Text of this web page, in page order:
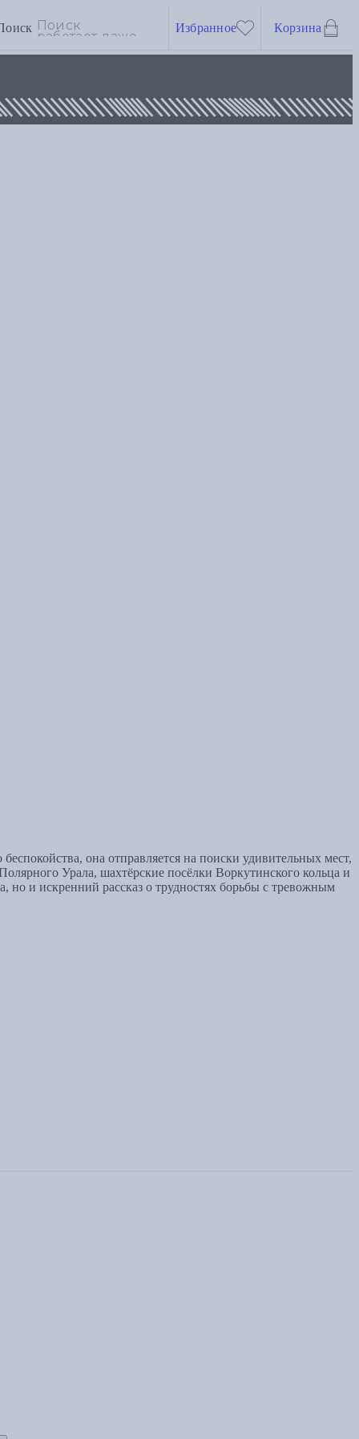
Избранное Корзина
она отправляется на поиски удивительных мест,
Урала, шахтёрские посёлки Воркутинского кольца и
и искренний рассказ о трудностях борьбы с тревожным